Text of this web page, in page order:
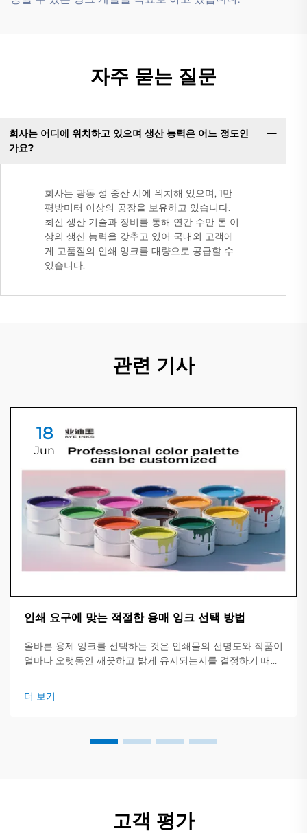
자주 묻는 질문
회사는 어디에 위치하고 있으며 생산 능력은 어느 정도인
가요?
회사는 광동 성 중산 시에 위치해 있으며, 1만
평방미터 이상의 공장을 보유하고 있습니다.
최신 생산 기술과 장비를 통해 연간 수만 톤 이
상의 생산 능력을 갖추고 있어 국내외 고객에
게 고품질의 인쇄 잉크를 대량으로 공급할 수
있습니다.
관련 기사
18
Jun
인쇄 요구에 맞는 적절한 용매 잉크 선택 방법
올바른 용제 잉크를 선택하는 것은 인쇄물의 선명도와 작품이
얼마나 오랫동안 깨끗하고 밝게 유지되는지를 결정하기 때문
업 및 확인해야 할 핵심 사항에 대한 개요를 제공합니다.
더 보기
고객 평가